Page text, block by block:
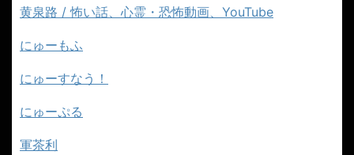
黄泉路 / 怖い話、心霊・恐怖動画、YouTube
にゅーもふ
にゅーすなう！
にゅーぷる
軍茶利